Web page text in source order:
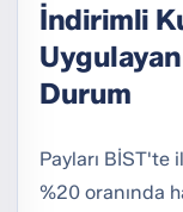
İndirimli
Durum
Payları BİST'te
%20 oranında